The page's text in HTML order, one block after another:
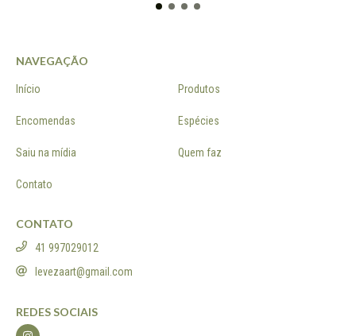
NAVEGAÇÃO
Início Produtos
Encomendas Espécies
Saiu na mídia Quem faz
Contato
CONTATO
41 997029012
levezaart@gmail.com
REDES SOCIAIS